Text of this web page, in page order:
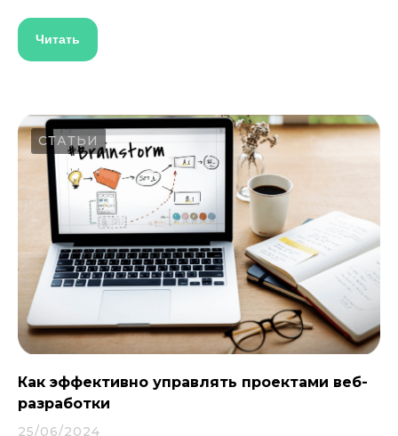
Читать
СТАТЬИ
Как эффективно управлять проектами веб-
разработки
25/06/2024